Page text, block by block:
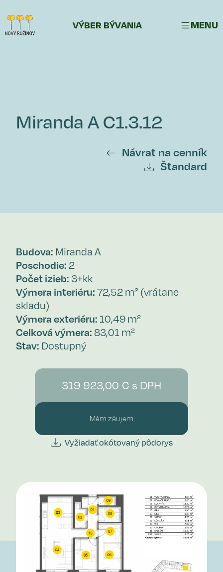
VÝBER BÝVANIA MENU
Miranda A C1.3.12
Návrat na cenník
Štandard
Budova: Miranda A
Poschodie: 2
Počet izieb: 3+kk
Výmera interiéru: 72,52 m² (vrátane
skladu)
Výmera exteriéru: 10,49 m²
Celková výmera: 83,01 m²
Stav: Dostupný
319 923,00 € s DPH
Mám záujem
Vyžiadať okótovaný pôdorys